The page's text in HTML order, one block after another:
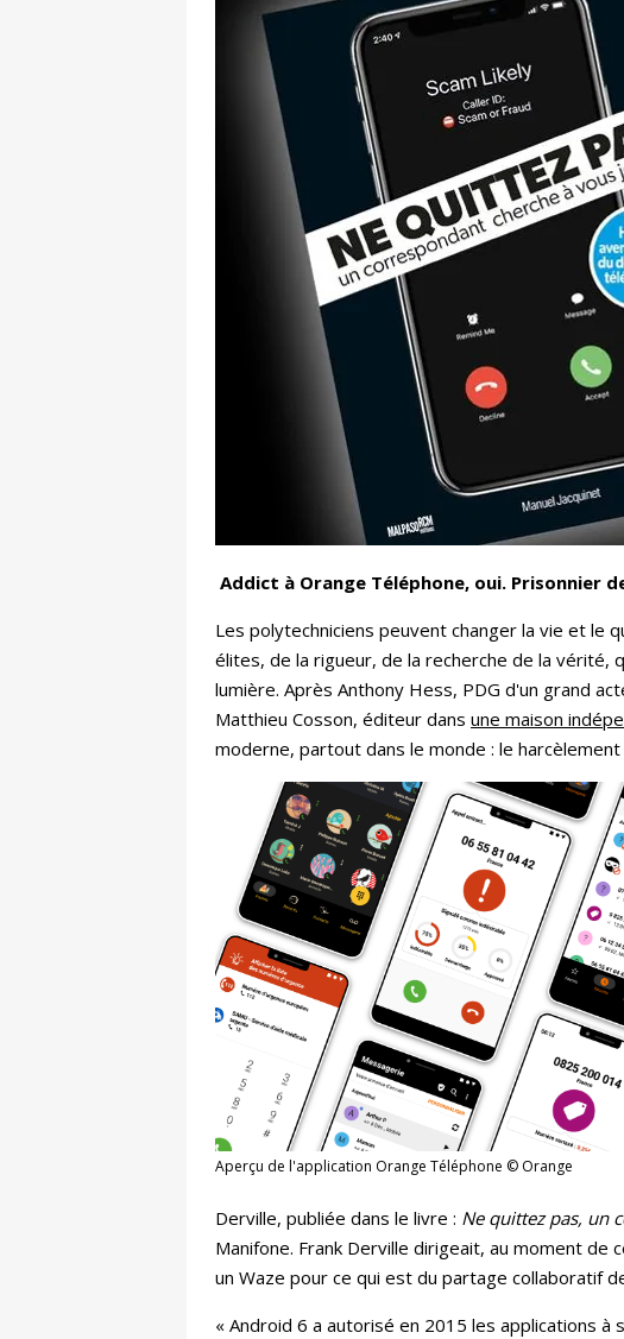
Email Facebook
Addict à Orange Téléphone, oui. Prisonnier
Les polytechniciens peuvent changer la vie et le
élites, de la rigueur, de la recherche de la
lumière. Après Anthony Hess, PDG d'un grand
Matthieu Cosson, éditeur dans une maison
moderne, partout dans le monde : le
Aperçu de l'application Orange Téléphone © Orange
Derville, publiée dans le livre : Ne quittez pas, un
Manifone. Frank Derville dirigeait, au moment
un Waze pour ce qui est du partage collaboratif
« Android 6 a autorisé en 2015 les applications à